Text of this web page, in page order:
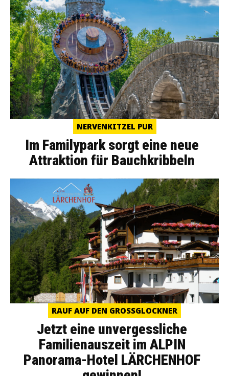
NERVENKITZEL PUR
Im Familypark sorgt eine neue
Attraktion für Bauchkribbeln
RAUF AUF DEN GROSSGLOCKNER
Jetzt eine unvergessliche
Familienauszeit im ALPIN
Panorama-Hotel LÄRCHENHOF